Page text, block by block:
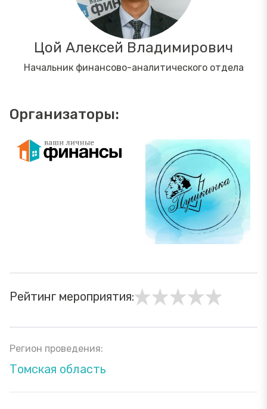
Цой Алексей Владимирович
Начальник финансово-аналитического отдела
Организаторы:
Рейтинг мероприятия:
Регион проведения:
Томская область